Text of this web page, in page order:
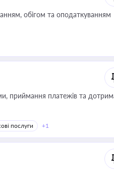
обігом та оподаткуванням
послуги +1